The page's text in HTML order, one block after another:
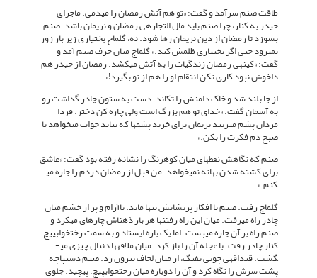
طاقت صنم سرآمد و گفت: «تو هم آتش رمضان را می­دمی. ماجرای
حیدر به کنار، چرا صنم باید مال التجاره­ی رمضان و نریمان باشد. صنم
بسوزد تا رمضان از دین نریمان رها شود. نه، گل­ماج بختیاری زیر بار زور
نمی­رود حتی اگر بختیاری ظلمش کند.» گل­ماج میان حرف صنم آمد و
گفت: «کینه­ی رمضان زندگی­ات را به آتش می­کشد. رمضان از حیدر هم
دل­خوش نبود کاری نکن انتقام او را هم از تو بگیرد!»
از جا بلند شد و خاک دامنش را تکاند. دست به ستون چادر گذاشت رو
به آسمان گفت: «خدای تو هم بزرگ است ولی چاره کن دختر. فردا
مردان پشم می­زنند نریمان برای خرید پشم­ها که بیاید جواب می­خواهد تا
صبح دم فکرت را بکن.»
صنم که نگاهش نقطه­ای میان کوه­رنگ را نشانه رفته بود گفت: «عاشق
برای کشته شدن بهانه نمی­خواهد. من قبل از رمضان دردم را چاره می­
کنم.»
گل­ماج رفت. صنم با افکار پریشانش تنها ماند. ناآرام و پر از خشم میان
چادر راه می­رفت. میان این راه رفتن­ها هر بار ذهن­اش چاره­ای می­کرد و
صنم راه بر آن چاره می­بست. اما یک باره ایستاد و به سمت رختخواب­پیچ
کنار چادر رفت. با عجله آن را باز کرد. میان ملافه­ها دنبال چیزی می­
گشت. قنداقه­ی چوبی تفنگ، از میان لحاف بیرون زد. صنم دست­پاچه
پشت سرش را نگاه کرد و آن را دوباره میان رختخواب­پیچ، پیچید. جلوی